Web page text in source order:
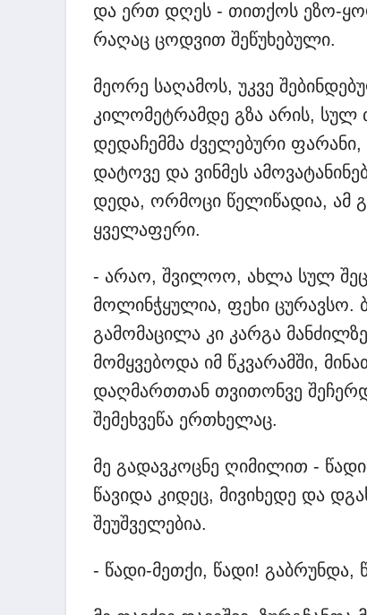
და ერთ დღეს - თითქოს ეზო-
რაღაც ცოდვით შეწუხებული.
მეორე საღამოს, უკვე
კილომეტრამდე გზა არის, სულ
დედაჩემმა ძველებური
დატოვე და ვინმეს
დედა, ორმოცი წელიწადია, ამ
ყველაფერი.
- არაო, შვილოო, ახლა სულ
მოლინჭყულია, ფეხი ცურავსო.
გამომაცილა კი კარგა
მომყვებოდა იმ წკვარამში,
დაღმართთან თვითონვე
შემეხვეწა ერთხელაც.
მე გადავკოცნე ღიმილით -
წავიდა კიდეც, მივიხედე და
შეუშველებია.
- წადი-მეთქი, წადი! გაბრუნდა,